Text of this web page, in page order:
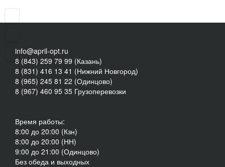
info@april-opt.ru
8 (843) 259 79 99 (Казань)
8 (831) 416 13 41 (Нижний Новгород)
8 (965) 245 81 22 (Одинцово)
8 (967) 460 95 35 Грузоперевозки
Время работы:
8:00 до 20:00 (Кзн)
8:00 до 20:00 (НН)
9:00 до 21:00 (Одинцово)
Без обеда и выходных